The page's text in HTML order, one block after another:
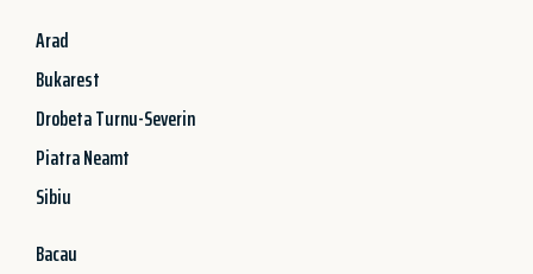
Arad
Bukarest
Drobeta Turnu-Severin
Piatra Neamt
Sibiu
Bacau